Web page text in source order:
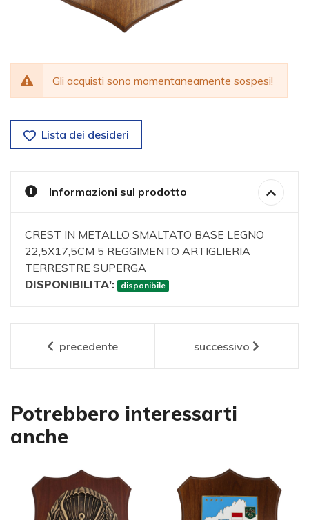
Gli acquisti sono momentaneamente sospesi!
Lista dei desideri
Informazioni sul prodotto
CREST IN METALLO SMALTATO BASE LEGNO
22,5X17,5CM 5 REGGIMENTO ARTIGLIERIA
TERRESTRE SUPERGA
DISPONIBILITA':
disponibile
precedente successivo
Potrebbero interessarti
anche